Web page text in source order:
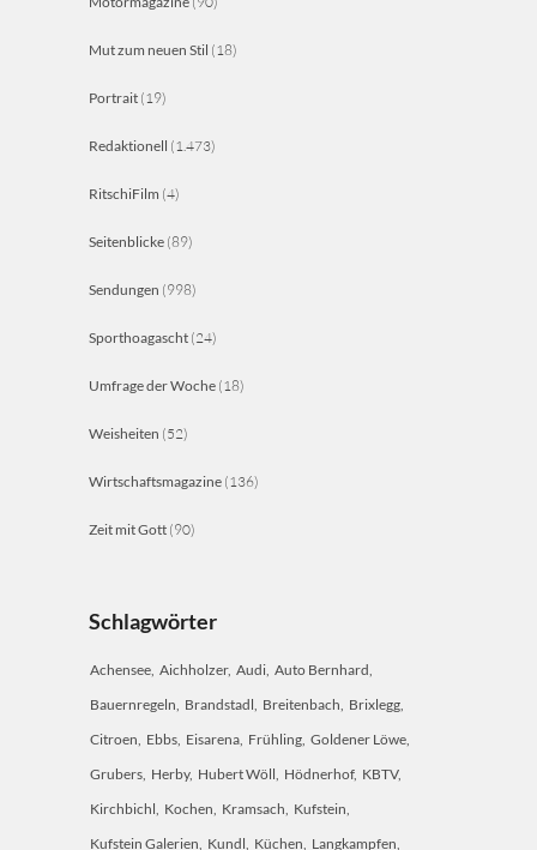
Mut zum neuen Stil (18)
Portrait (19)
Redaktionell (1.473)
RitschiFilm (4)
Seitenblicke (89)
Sendungen (998)
Sporthoagascht (24)
Umfrage der Woche (18)
Weisheiten (52)
Wirtschaftsmagazine (136)
Zeit mit Gott (90)
Schlagwörter
Achensee Aichholzer Audi Auto Bernhard
Bauernregeln Brandstadl Breitenbach Brixlegg
Citroen Ebbs Eisarena Frühling Goldener Löwe
Grubers Herby Hubert Wöll Hödnerhof KBTV
Kirchbichl Kochen Kramsach Kufstein
Kufstein Galerien Kundl Küchen Langkampfen